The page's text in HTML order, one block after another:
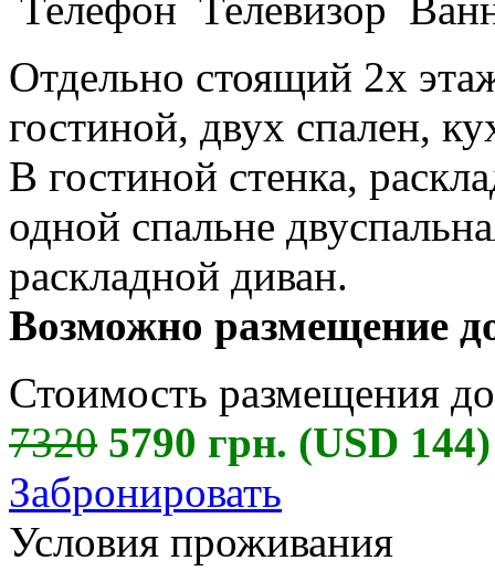
Отдельно стоящий 2х
гостиной, двух спален,
В гостиной стенка,
одной спальне
раскладной диван.
Возможно размещение
Стоимость размещения
7320 5790 грн. (USD 144)
Забронировать
Условия проживания